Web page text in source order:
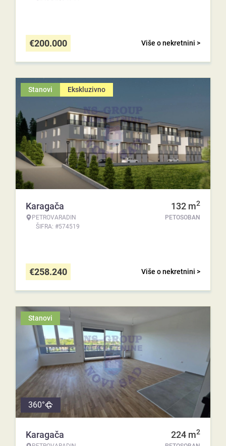
Više o nekretnini >
€200.000
Stanovi Ekskluzivno
Karagača
PETROVARADIN
ŠIFRA: #574519
132 m2
PETOSOBAN
Više o nekretnini >
€258.240
Stanovi
360°
Karagača 224 m2